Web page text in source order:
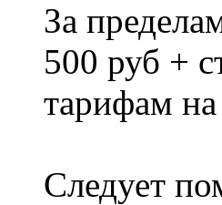
За
500 руб +
тарифам на
Следует